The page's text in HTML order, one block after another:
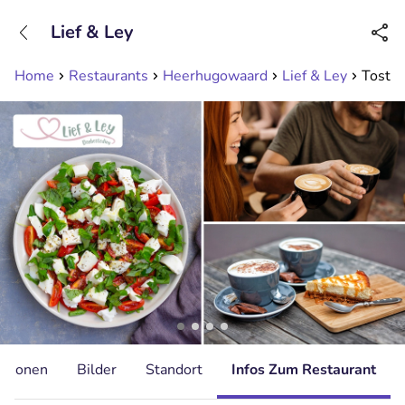
Erreichbar bis 23:00 Uhr
Home Restaurants Heerhugowaard Lief & Ley Tosti
Lief & Ley
Bilder Standort Infos Zum Restaurant